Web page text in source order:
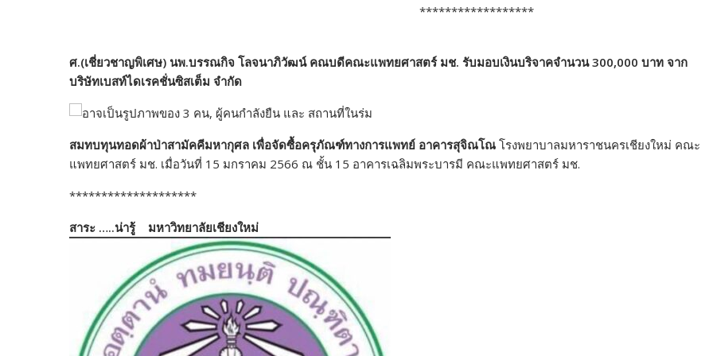
******************
ศ.(เชี่ยวชาญพิเศษ) นพ.บรรณกิจ โลจนาภิวัฒน์ คณบดีคณะแพทยศาสตร์ มช. รับมอบเงินบริจาคจำนวน 300,000 บาท จาก
บริษัทเบสท์ไดเรคชั่นซิสเต็ม จำกัด
สมทบทุนทอดผ้าป่าสามัคคีมหากุศล เพื่อจัดซื้อครุภัณฑ์ทางการแพทย์​ อาคารสุจิณโณ โรงพยาบาลมหาราชนครเชียงใหม่ คณะ
แพทยศาสตร์ มช. เมื่อวันที่ 15 มกราคม 2566 ณ ชั้น 15 อาคารเฉลิมพระบารมี คณะแพทยศาสตร์ มช.
********************
สาระ …..น่ารู้ มหาวิทยาลัยเชียงใหม่